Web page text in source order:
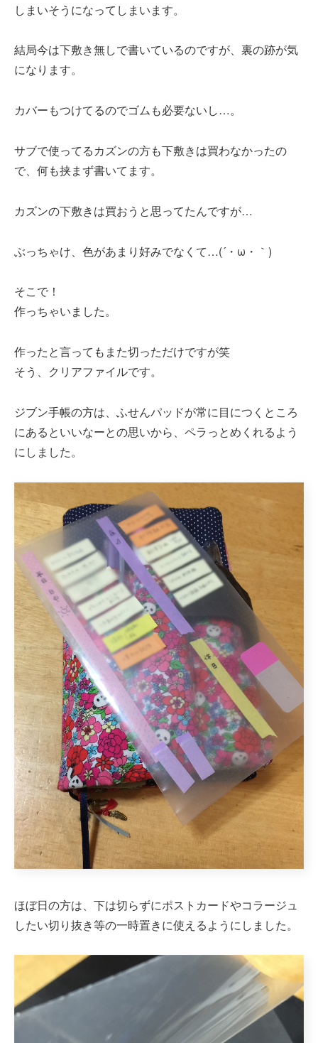
しまいそうになってしまいます。
結局今は下敷き無しで書いているのですが、裏の跡が気
になります。
カバーもつけてるのでゴムも必要ないし…。
サブで使ってるカズンの方も下敷きは買わなかったの
で、何も挟まず書いてます。
カズンの下敷きは買おうと思ってたんですが…
ぶっちゃけ、色があまり好みでなくて…(´・ω・｀)
そこで！
作っちゃいました。
作ったと言ってもまた切っただけですが笑
そう、クリアファイルです。
ジブン手帳の方は、ふせんパッドが常に目につくところ
にあるといいなーとの思いから、ペラっとめくれるよう
にしました。
ほぼ日の方は、下は切らずにポストカードやコラージュ
したい切り抜き等の一時置きに使えるようにしました。